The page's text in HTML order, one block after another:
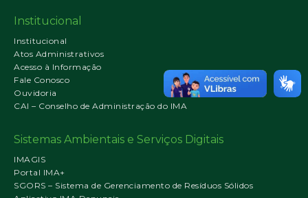
Institucional
Institucional
Atos Administrativos
Acesso à Informação
Fale Conosco
Ouvidoria
CAI – Conselho de Administração do IMA
Sistemas Ambientais e Serviços Digitais
IMAGIS
Portal IMA+
SGORS – Sistema de Gerenciamento de Resíduos Sólidos